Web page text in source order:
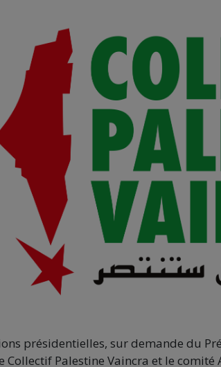
présidentielles, sur demande du
Collectif Palestine Vaincra et le comité